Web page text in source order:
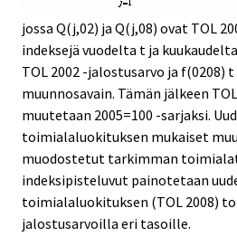
jossa Q(j,02) ja Q(j,08) ovat TOL
indeksejä vuodelta t ja
TOL 2002 -jalostusarvo ja f(0208)
muunnosavain. Tämän jälkeen
muutetaan 2005=100 -sarjaksi.
toimialaluokituksen mukaiset
muodostetut tarkimman
indeksipisteluvut painotetaan
toimialaluokituksen (TOL 2008)
jalostusarvoilla eri tasoille.